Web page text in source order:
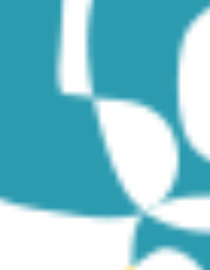
Museum of
w Athienou mieści się w Sali
kolekcje, które
tego obszaru od późnej epoki
do dnia dzisiejszego.